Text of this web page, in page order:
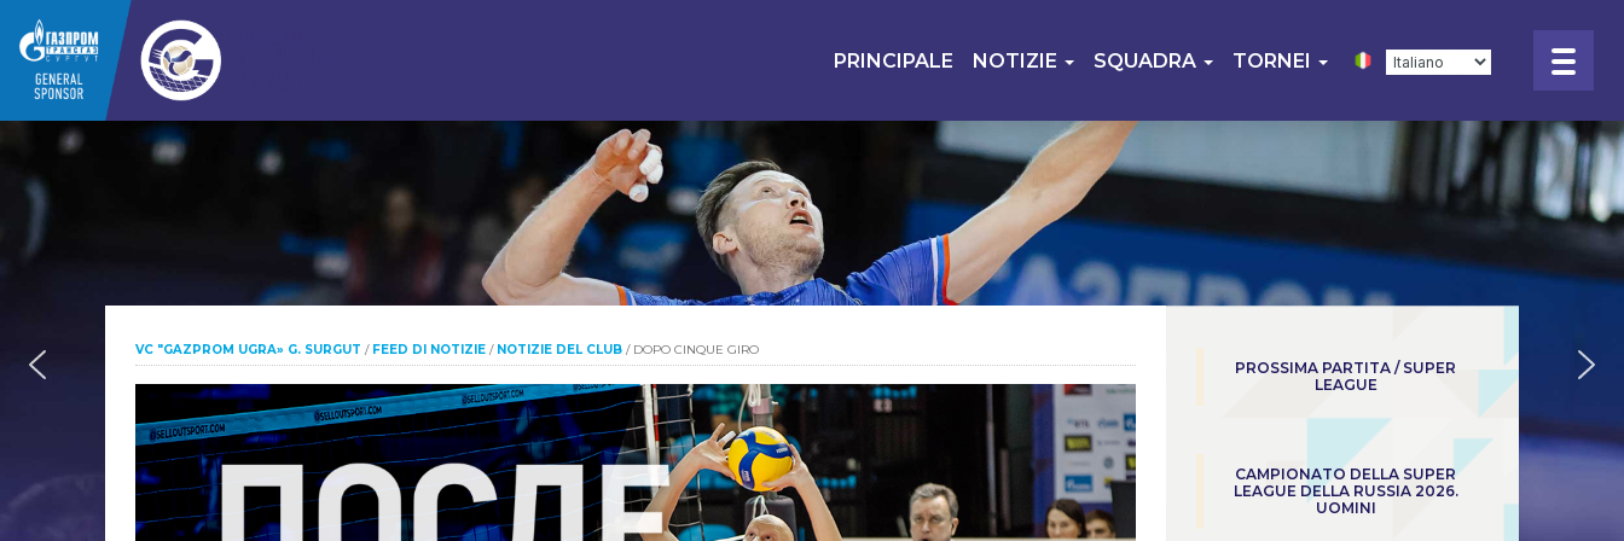
PRINCIPALE NOTIZIE SQUADRA TORNEI
VC "GAZPROM UGRA» G. SURGUT / FEED DI NOTIZIE / NOTIZIE DEL CLUB / DOPO CINQUE GIRO
PROSSIMA PARTITA / SUPER
LEAGUE
CAMPIONATO DELLA SUPER
LEAGUE DELLA RUSSIA 2026.
UOMINI